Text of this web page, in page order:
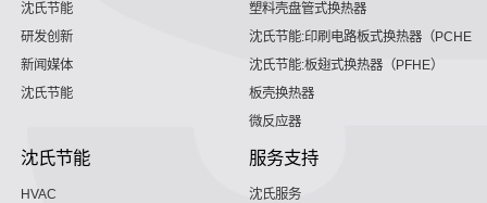
沈氏节能
研发创新
新闻媒体
沈氏节能
塑料壳盘管式换热器
沈氏节能:印刷电路板式换热器（PCHE）
沈氏节能:板翅式换热器（PFHE）
板壳换热器
微反应器
沈氏节能
HVAC
服务支持
沈氏服务